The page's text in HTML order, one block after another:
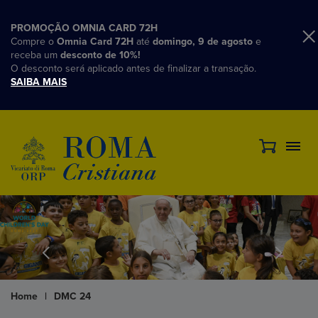
PROMOÇÃO OMNIA CARD 72H
Compre o Omnia Card 72H até domingo, 9 de agosto e
receba um desconto de 10%!
O desconto será aplicado antes de finalizar a transação.
SAIBA MAIS
Home | DMC 24